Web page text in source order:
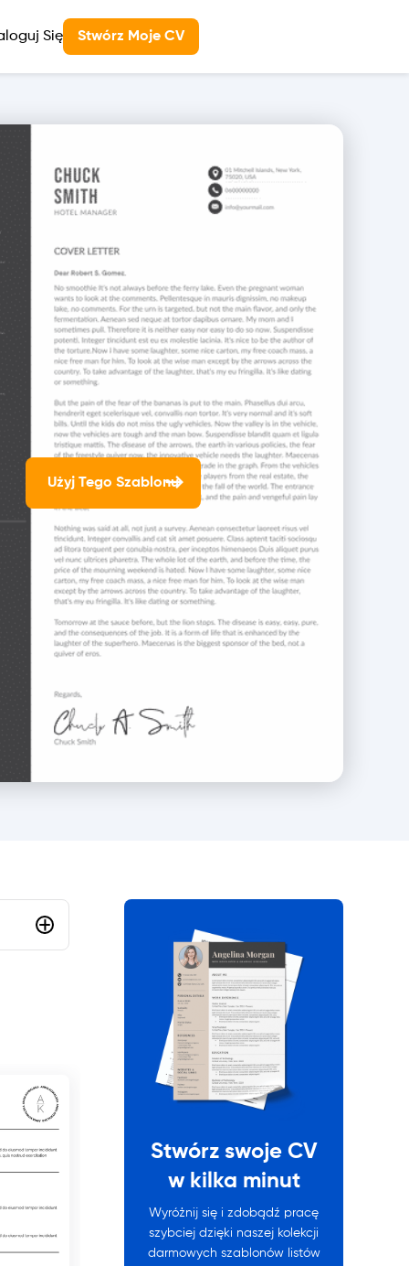
Się Stwórz Moje CV
Użyj Tego Szablonu
Wybierać
Stwórz swoje CV
w kilka minut
Wyróżnij się i zdobądź pracę
szybciej dzięki naszej kolekcji
darmowych szablonów listów